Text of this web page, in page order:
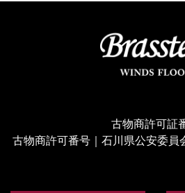
古物商許可証
古物商許可番号｜石川県公安委員